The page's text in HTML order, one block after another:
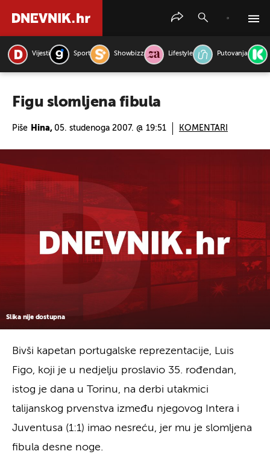
Vijesti Sport Showbizz Lifestyle Putovanja
Figu slomljena fibula
Piše Hina, 05. studenoga 2007. @ 19:51 KOMENTARI
Slika nije dostupna
Bivši kapetan portugalske reprezentacije, Luis
Figo, koji je u nedjelju proslavio 35. rođendan,
istog je dana u Torinu, na derbi utakmici
talijanskog prvenstva između njegovog Intera i
Juventusa (1:1) imao nesreću, jer mu je slomljena
fibula desne noge.
PRETRAŽITE VIJESTI